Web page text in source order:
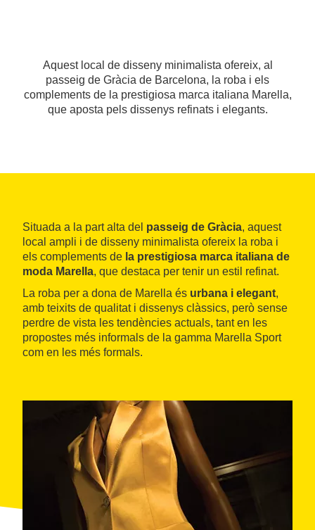
Aquest local de disseny minimalista ofereix, al
passeig de Gràcia de Barcelona, la roba i els
complements de la prestigiosa marca italiana Marella,
que aposta pels dissenys refinats i elegants.
Situada a la part alta del passeig de Gràcia, aquest
local ampli i de disseny minimalista ofereix la roba i
els complements de la prestigiosa marca italiana de
moda Marella, que destaca per tenir un estil refinat.
La roba per a dona de Marella és urbana i elegant,
amb teixits de qualitat i dissenys clàssics, però sense
perdre de vista les tendències actuals, tant en les
propostes més informals de la gamma Marella Sport
com en les més formals.